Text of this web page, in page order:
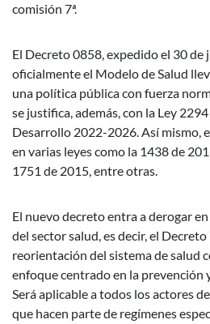
comisión 7ª.
El Decreto 0858, expedido el 30 de
oficialmente el Modelo de Salud
una política pública con fuerza
se justifica, además, con la Ley
Desarrollo 2022-2026. Así mismo,
en varias leyes como la 1438 de
1751 de 2015, entre otras.
El nuevo decreto entra a derogar
del sector salud, es decir, el
reorientación del sistema de salud
enfoque centrado en la prevención
Será aplicable a todos los actores
que hacen parte de regímenes